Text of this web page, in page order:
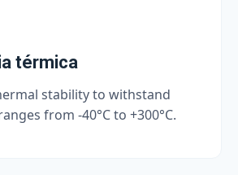
térmica
stability to withstand
from -40°C to +300°C.